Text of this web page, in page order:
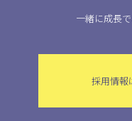
一緒に成長
採用情報